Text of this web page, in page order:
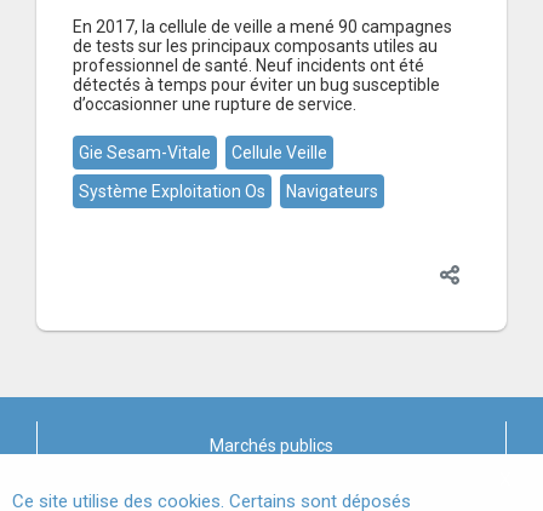
En 2017, la cellule de veille a mené 90 campagnes
de tests sur les principaux composants utiles au
professionnel de santé. Neuf incidents ont été
détectés à temps pour éviter un bug susceptible
d’occasionner une rupture de service.
Gie Sesam-Vitale
Cellule Veille
Système Exploitation Os
Navigateurs
Marchés publics
Mentions légales
Ce site utilise des cookies. Certains sont déposés